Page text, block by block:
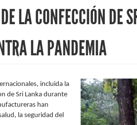
LA CONFECCIÓN DE
LA PANDEMIA
incluida la
de Sri Lanka durante
han
la seguridad del